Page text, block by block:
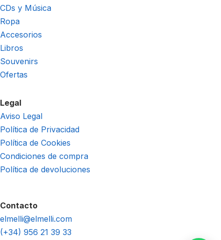
CDs y Música
Ropa
Accesorios
Libros
Souvenirs
Ofertas
Legal
Aviso Legal
Política de Privacidad
Política de Cookies
Condiciones de compra
Política de devoluciones
Contacto
elmelli@elmelli.com
(+34) 956 21 39 33